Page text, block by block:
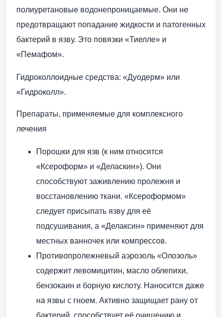
полиуретановые водонепроницаемые. Они не
предотвращают попадание жидкости и патогенных
бактерий в язву. Это повязки «Тиелле» и
«Пемафом».
Гидроколлоидные средства: «Дуодерм» или
«Гидроколл».
Препараты, применяемые для комплексного
лечения
Порошки для язв (к ним относятся
«Ксероформ» и «Деласкин»). Они
способствуют заживлению пролежня и
восстановлению ткани. «Ксероформом»
следует присыпать язву для её
подсушивания, а «Делаксин» применяют для
местных ванночек или компрессов.
Противопролежневый аэрозоль «Олозоль»
содержит левомицитин, масло облепихи,
бензокаин и борную кислоту. Наносится даже
на язвы с гноем. Активно защищает рану от